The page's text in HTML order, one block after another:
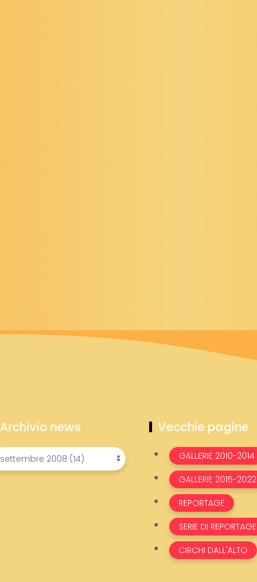
Archivio news Vecchie pagine
GALLERIE 2010-2014
GALLERIE 2015-2022
REPORTAGE
SERIE DI REPORTAGE
CIRCHI DALL'ALTO